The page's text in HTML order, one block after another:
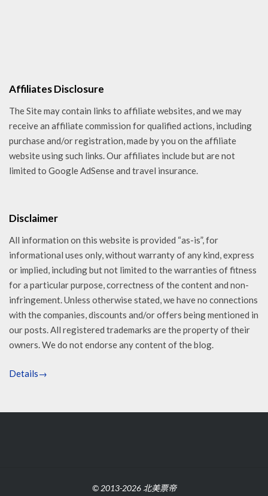
Affiliates Disclosure
The Site may contain links to affiliate websites, and we may
receive an affiliate commission for qualified actions, including
purchase and/or registration, made by you on the affiliate
website using such links. Our affiliates include but are not
limited to Google AdSense and travel insurance.
Disclaimer
All information on this website is provided “as-is”, for
informational uses only, without warranty of any kind, express
or implied, including but not limited to the warranties of fitness
for a particular purpose, correctness of the content and non-
infringement. Unless otherwise stated, we have no connections
with the companies, discounts and/or offers being mentioned in
our posts. All registered trademarks are the property of their
owners. We do not endorse any content of the blog.
Details→
© 2013-2026 北美票帝